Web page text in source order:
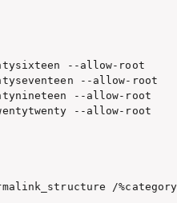
--allow-root
--allow-root
--allow-root
--allow-root
/